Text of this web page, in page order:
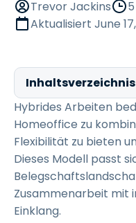
Trevor Jackins
Aktualisiert June
Inhaltsverzeichnis
Hybrides Arbeiten
Homeoffice zu
Flexibilität zu bieten
Dieses Modell passt
Zusammenarbeit mit
Einklang.